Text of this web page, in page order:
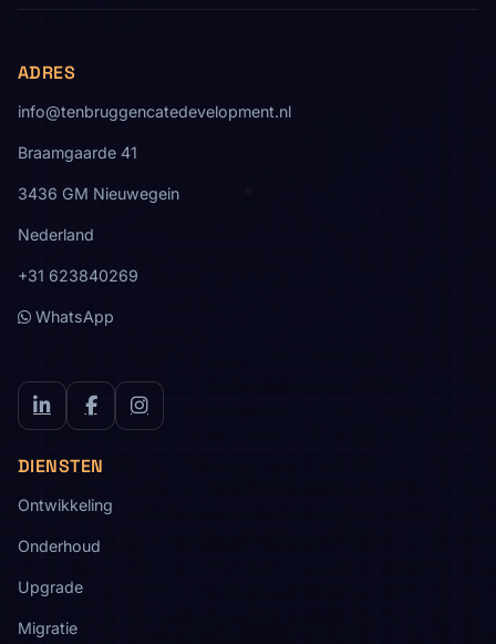
ADRES
info@tenbruggencatedevelopment.nl
Braamgaarde 41
3436 GM Nieuwegein
Nederland
+31 623840269
WhatsApp
LinkedInFacebookInstagram
DIENSTEN
Ontwikkeling
Onderhoud
Upgrade
Migratie